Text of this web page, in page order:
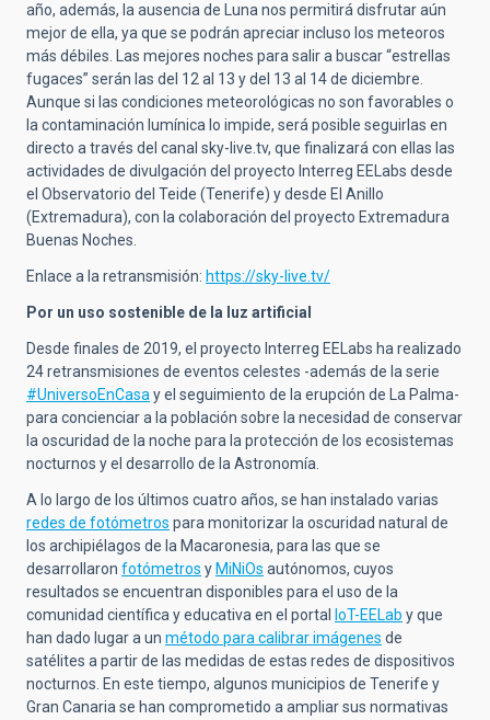
año, además, la ausencia de Luna nos permitirá disfrutar aún
mejor de ella, ya que se podrán apreciar incluso los meteoros
más débiles. Las mejores noches para salir a buscar “estrellas
fugaces” serán las del 12 al 13 y del 13 al 14 de diciembre.
Aunque si las condiciones meteorológicas no son favorables o
la contaminación lumínica lo impide, será posible seguirlas en
directo a través del canal sky-live.tv, que finalizará con ellas las
actividades de divulgación del proyecto Interreg EELabs desde
el Observatorio del Teide (Tenerife) y desde El Anillo
(Extremadura), con la colaboración del proyecto Extremadura
Buenas Noches.
Enlace a la retransmisión: https://sky-live.tv/
Por un uso sostenible de la luz artificial
Desde finales de 2019, el proyecto Interreg EELabs ha realizado
24 retransmisiones de eventos celestes -además de la serie
#UniversoEnCasay el seguimiento de la erupción de La Palma-
para concienciar a la población sobre la necesidad de conservar
la oscuridad de la noche para la protección de los ecosistemas
nocturnos y el desarrollo de la Astronomía.
A lo largo de los últimos cuatro años, se han instalado varias
redes de fotómetros para monitorizar la oscuridad natural de
los archipiélagos de la Macaronesia, para las que se
desarrollaron fotómetros y MiNiOs autónomos, cuyos
resultados se encuentran disponibles para el uso de la
comunidad científica y educativa en el portal IoT-EELab y que
han dado lugar a un método para calibrar imágenes de
satélites a partir de las medidas de estas redes de dispositivos
nocturnos. En este tiempo, algunos municipios de Tenerife y
Gran Canaria se han comprometido a ampliar sus normativas